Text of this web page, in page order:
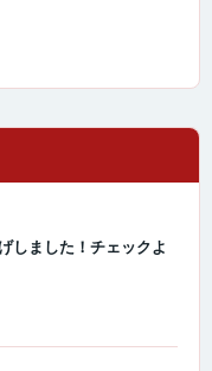
しました！チェックよ